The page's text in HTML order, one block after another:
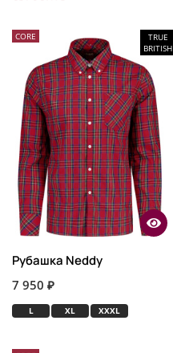
CORE
TRUE
BRITISH
Рубашка Neddy
7 950 ₽
L XL XXXL